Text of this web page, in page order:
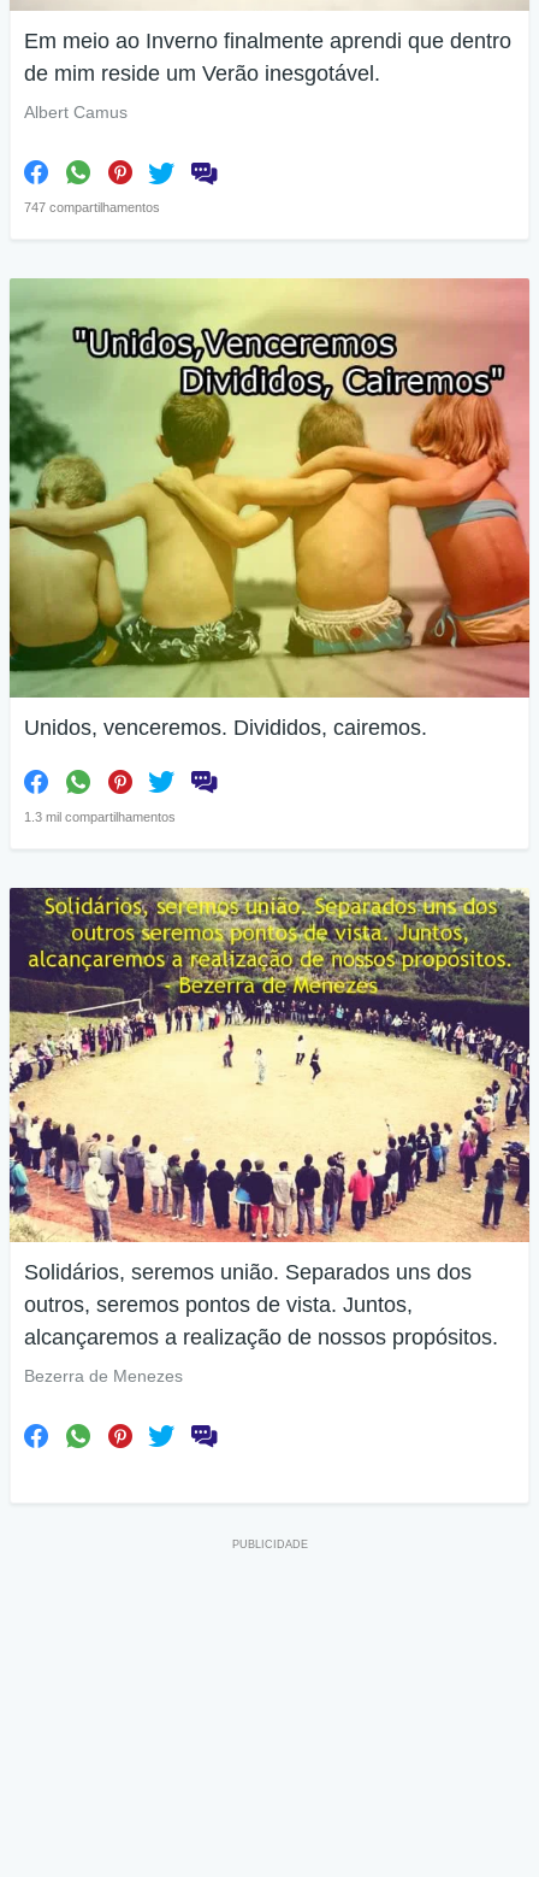
Em meio ao Inverno finalmente aprendi que dentro
de mim reside um Verão inesgotável.
Albert Camus
747 compartilhamentos
Unidos, venceremos. Divididos, cairemos.
1.3 mil compartilhamentos
Solidários, seremos união. Separados uns dos
outros, seremos pontos de vista. Juntos,
alcançaremos a realização de nossos propósitos.
Bezerra de Menezes